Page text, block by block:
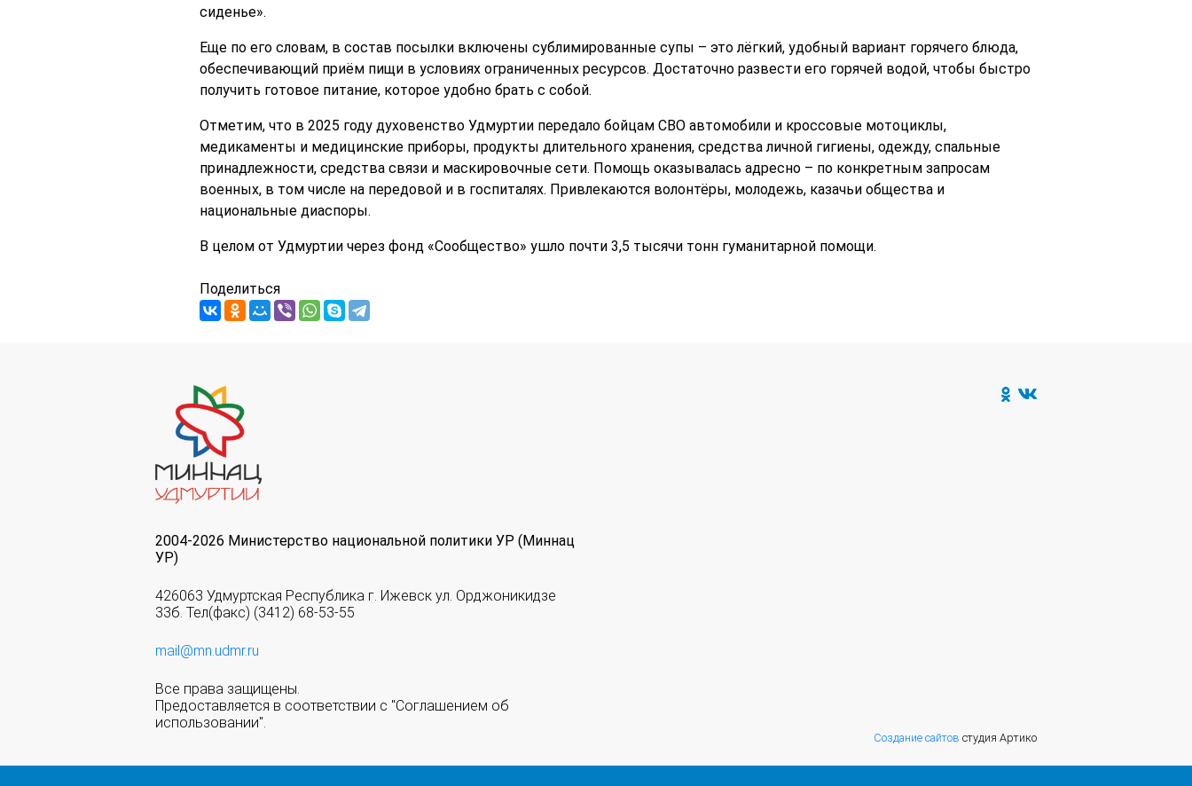
сиденье».
Еще по его словам, в состав посылки включены сублимированные супы – это лёгкий, удобный вариант горячего блюда,
обеспечивающий приём пищи в условиях ограниченных ресурсов. Достаточно развести его горячей водой, чтобы быстро
получить готовое питание, которое удобно брать с собой.
Отметим, что в 2025 году духовенство Удмуртии передало бойцам СВО автомобили и кроссовые мотоциклы,
медикаменты и медицинские приборы, продукты длительного хранения, средства личной гигиены, одежду, спальные
принадлежности, средства связи и маскировочные сети. Помощь оказывалась адресно – по конкретным запросам
военных, в том числе на передовой и в госпиталях. Привлекаются волонтёры, молодежь, казачьи общества и
национальные диаспоры.
В целом от Удмуртии через фонд «Сообщество» ушло почти 3,5 тысячи тонн гуманитарной помощи.
Поделиться
2004-2026 Министерство национальной политики УР (Миннац
УР)
426063 Удмуртская Республика г. Ижевск ул. Орджоникидзе
33б. Тел(факс) (3412) 68-53-55
mail@mn.udmr.ru
Все права защищены.
Предоставляется в соответствии с "Соглашением об
использовании".
Создание сайтов студия Артико